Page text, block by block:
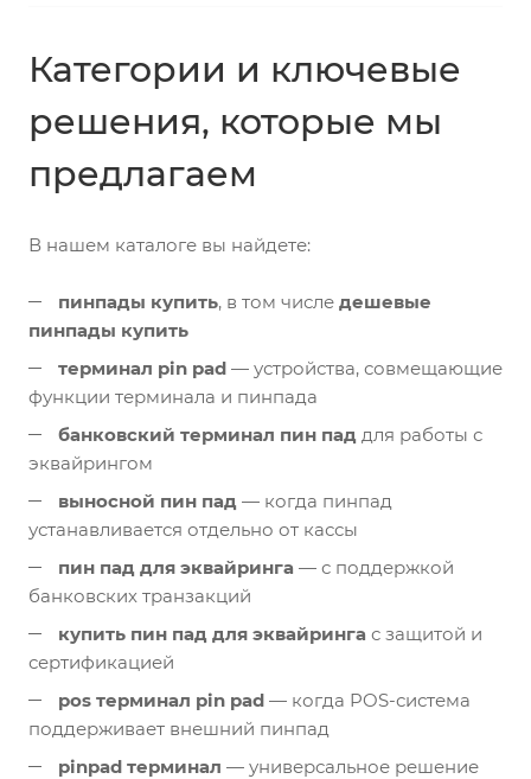
Категории и ключевые
решения, которые мы
предлагаем
В нашем каталоге вы найдете:
пинпады купить, в том числе дешевые
пинпады купить
терминал pin pad — устройства, совмещающие
функции терминала и пинпада
банковский терминал пин пад для работы с
эквайрингом
выносной пин пад — когда пинпад
устанавливается отдельно от кассы
пин пад для эквайринга — с поддержкой
банковских транзакций
купить пин пад для эквайринга с защитой и
сертификацией
pos терминал pin pad — когда POS-система
поддерживает внешний пинпад
pinpad терминал — универсальное решение